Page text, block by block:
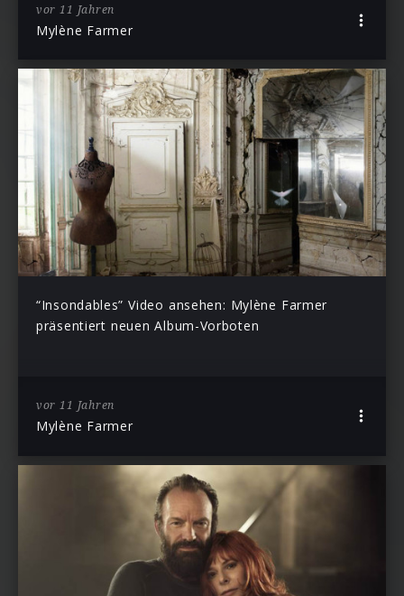
vor 11 Jahren
Mylène Farmer
“Insondables” Video ansehen: Mylène Farmer
präsentiert neuen Album-Vorboten
vor 11 Jahren
Mylène Farmer